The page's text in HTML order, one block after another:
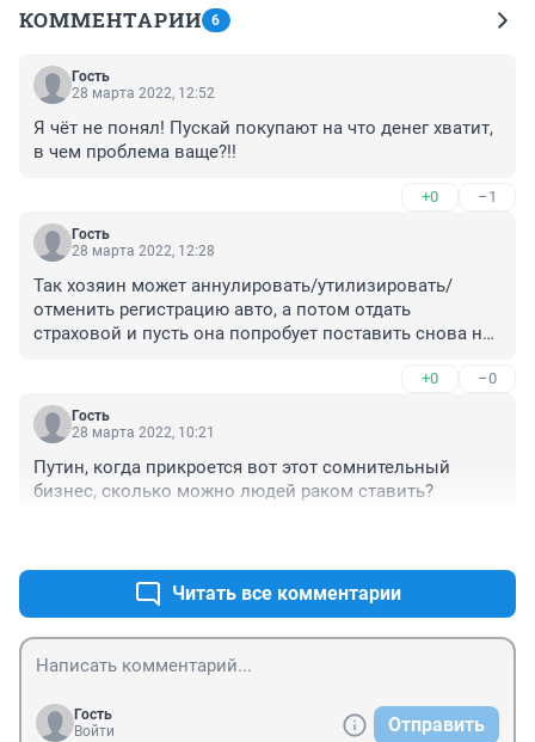
КОММЕНТАРИИ 6
Гость
28 марта 2022, 12:52
Я чёт не понял! Пускай покупают на что денег хватит,
в чем проблема ваще?!!
+0 –1
Гость
28 марта 2022, 12:28
Так хозяин может аннулировать/утилизировать/
отменить регистрацию авто, а потом отдать
страховой и пусть она попробует поставить снова на
+0 –0
Гость
28 марта 2022, 10:21
Путин, когда прикроется вот этот сомнительный
бизнес, сколько можно людей раком ставить?
Читать все комментарии
Гость
Войти
Отправить